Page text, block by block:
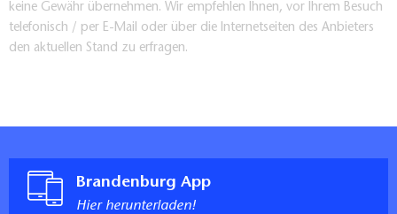
keine Gewähr übernehmen. Wir empfehlen Ihnen, vor Ihrem Besuch
telefonisch / per E-Mail oder über die Internetseiten des Anbieters
den aktuellen Stand zu erfragen.
Brandenburg App
Hier herunterladen!